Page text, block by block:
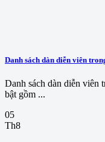
Danh sách dàn diễn viên
Danh sách dàn diễn viên
bật gồm ...
05
Th8